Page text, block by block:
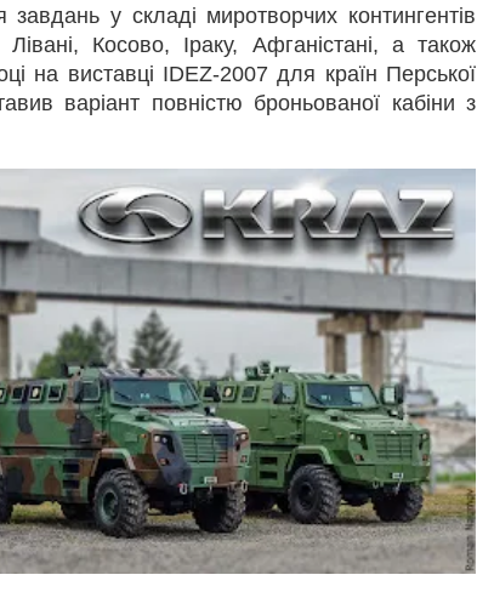
у складі миротворчих контингентів
Косово, Іраку, Афганістані, а також
на виставці IDEZ-2007 для країн Перської
варіант повністю броньованої кабіни з